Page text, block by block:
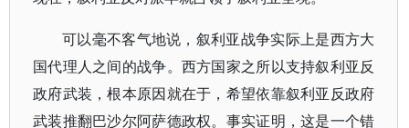
可以毫不客气地说，叙利亚战争实际上是西方大
国代理人之间的战争。西方国家之所以支持叙利亚反
政府武装，根本原因就在于，希望依靠叙利亚反政府
武装推翻巴沙尔阿萨德政权。事实证明，这是一个错